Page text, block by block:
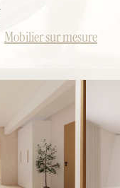
parfaitement
Open 05
cette
haut de gamme
est pensé pour
Ambiance
dressing
s'intègre
précisément à
Mobilier sur mesure